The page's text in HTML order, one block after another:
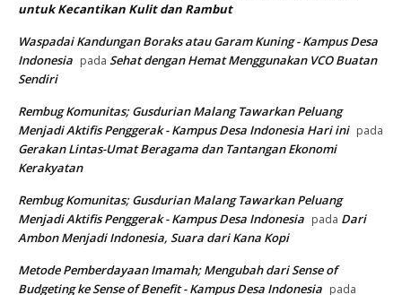
untuk Kecantikan Kulit dan Rambut
Waspadai Kandungan Boraks atau Garam Kuning - Kampus Desa
Indonesia pada Sehat dengan Hemat Menggunakan VCO Buatan
Sendiri
Rembug Komunitas; Gusdurian Malang Tawarkan Peluang
Menjadi Aktifis Penggerak - Kampus Desa Indonesia Hari ini pada
Gerakan Lintas-Umat Beragama dan Tantangan Ekonomi
Kerakyatan
Rembug Komunitas; Gusdurian Malang Tawarkan Peluang
Menjadi Aktifis Penggerak - Kampus Desa Indonesia pada Dari
Ambon Menjadi Indonesia, Suara dari Kana Kopi
Metode Pemberdayaan Imamah; Mengubah dari Sense of
Budgeting ke Sense of Benefit - Kampus Desa Indonesia pada